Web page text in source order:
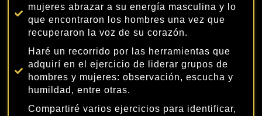
mujeres abrazar a su energía masculina y lo
que encontraron los hombres una vez que
recuperaron la voz de su corazón.
Haré un recorrido por las herramientas que
adquirí en el ejercicio de liderar grupos de
hombres y mujeres: observación, escucha y
humildad, entre otras.
Compartiré varios ejercicios para identificar,